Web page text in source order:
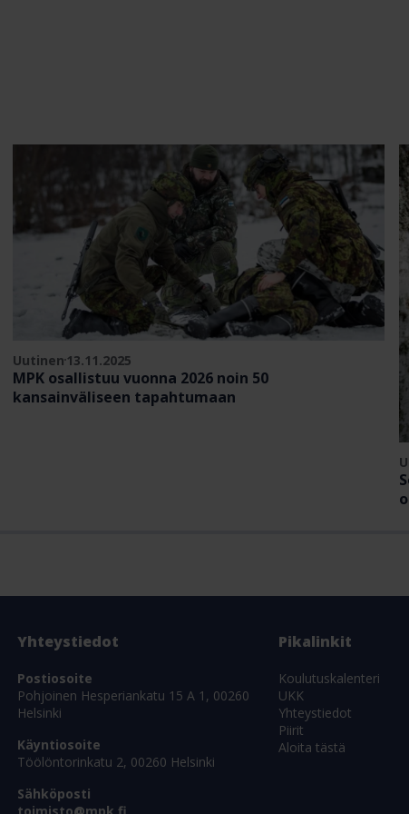
Uutinen13.11.2025
MPK osallistuu vuonna 2026 noin 50
kansainväliseen tapahtumaan
Yhteystiedot
Postiosoite
Pohjoinen Hesperiankatu 15 A 1, 00260
Helsinki
Käyntiosoite
Töölöntorinkatu 2, 00260 Helsinki
Sähköposti
Pikalinkit
Koulutuskalenteri
UKK
Yhteystiedot
Piirit
Aloita tästä